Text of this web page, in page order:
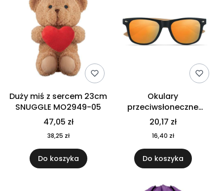
Duży miś z sercem 23cm
SNUGGLE MO2949-05
47,05 zł
38,25 zł
Do koszyka
Okulary
przeciwsłoneczne
CALIFORNIA TOUCH
MO9617-10
20,17 zł
16,40 zł
Do koszyka